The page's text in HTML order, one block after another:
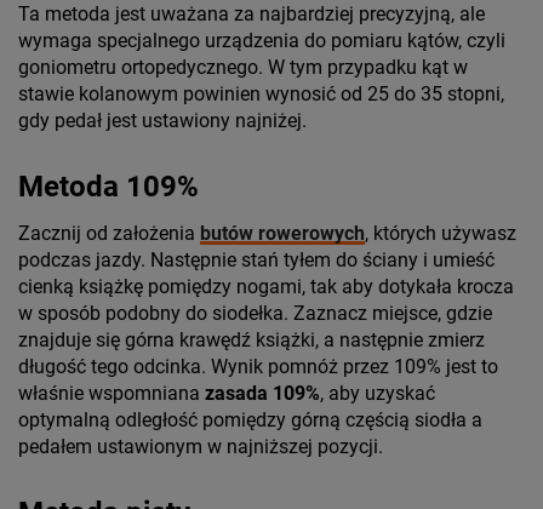
Ta metoda jest uważana za najbardziej precyzyjną, ale
wymaga specjalnego urządzenia do pomiaru kątów, czyli
goniometru ortopedycznego. W tym przypadku kąt w
stawie kolanowym powinien wynosić od 25 do 35 stopni,
gdy pedał jest ustawiony najniżej.
Metoda 109%
Zacznij od założenia butów rowerowych, których używasz
podczas jazdy. Następnie stań tyłem do ściany i umieść
cienką książkę pomiędzy nogami, tak aby dotykała krocza
w sposób podobny do siodełka. Zaznacz miejsce, gdzie
znajduje się górna krawędź książki, a następnie zmierz
długość tego odcinka. Wynik pomnóż przez 109% jest to
właśnie wspomniana zasada 109%, aby uzyskać
optymalną odległość pomiędzy górną częścią siodła a
pedałem ustawionym w najniższej pozycji.